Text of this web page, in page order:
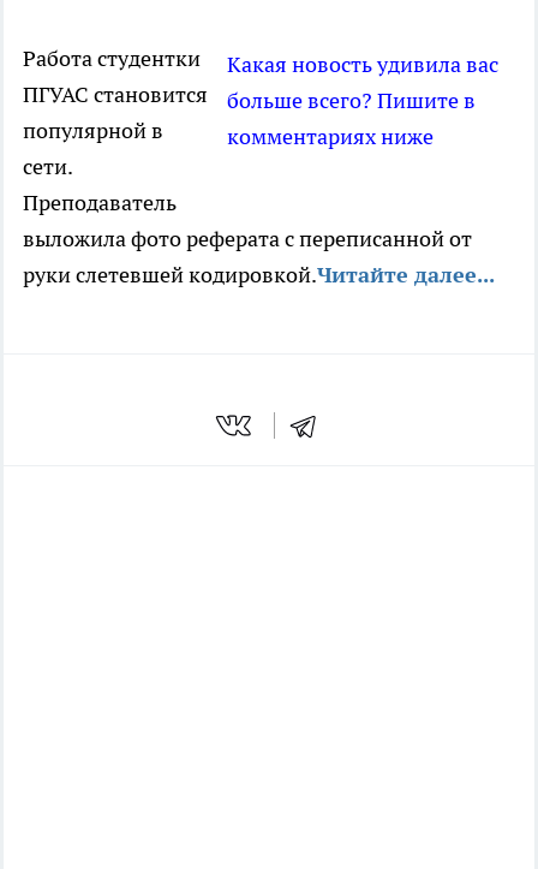
Какая новость удивила вас
больше всего? Пишите в
комментариях ниже
Работа студентки
ПГУАС становится
популярной в
сети.
Преподаватель
выложила фото реферата с переписанной от
руки слетевшей кодировкой.Читайте далее...